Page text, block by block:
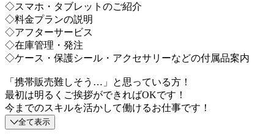
◇スマホ・タブレットのご紹介
◇料金プランの説明
◇アフターサービス
◇在庫管理・発注
◇ケース・保護シール・アクセサリーなどの付属品案内
「携帯販売難しそう…」と思っている方！
最初は明るくご挨拶ができればOKです！
今までのスキルを活かして働けるお仕事です！
全て表示